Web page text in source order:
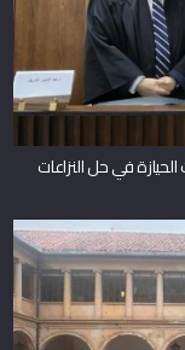
في حل النزاعات